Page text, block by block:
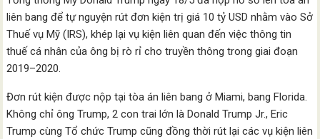
liên bang để tự nguyện rút đơn kiện trị giá 10 tỷ USD nhằm vào Sở
Thuế vụ Mỹ (IRS), khép lại vụ kiện liên quan đến việc thông tin
thuế cá nhân của ông bị rò rỉ cho truyền thông trong giai đoạn
2019–2020.
Đơn rút kiện được nộp tại tòa án liên bang ở Miami, bang Florida.
Không chỉ ông Trump, 2 con trai lớn là Donald Trump Jr., Eric
Trump cùng Tổ chức Trump cũng đồng thời rút lại các vụ kiện liên